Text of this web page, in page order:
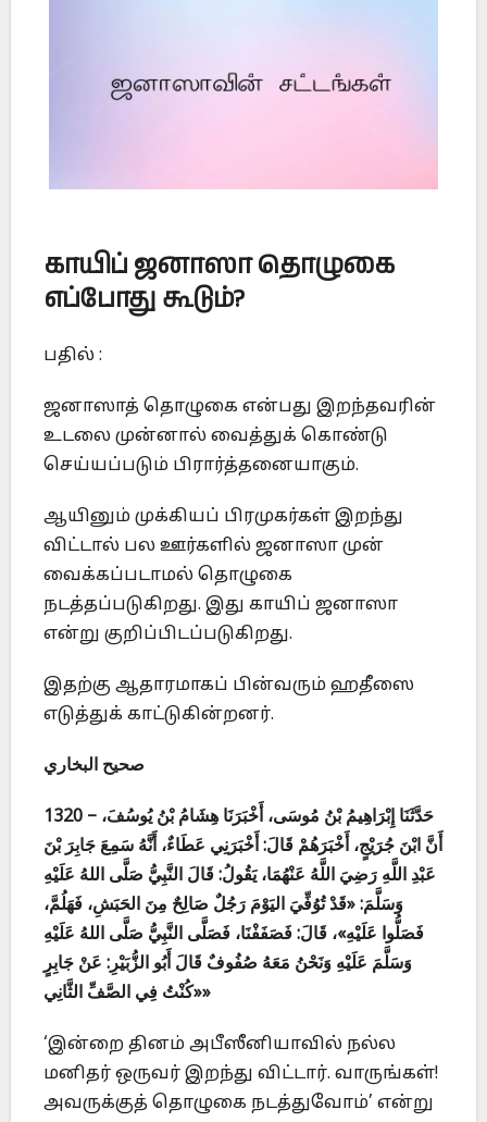
காயிப் ஜனாஸா தொழுகை
எப்போது கூடும்?
பதில் :
ஜனாஸாத் தொழுகை என்பது இறந்தவரின்
உடலை முன்னால் வைத்துக் கொண்டு
செய்யப்படும் பிரார்த்தனையாகும்.
ஆயினும் முக்கியப் பிரமுகர்கள் இறந்து
விட்டால் பல ஊர்களில் ஜனாஸா முன்
வைக்கப்படாமல் தொழுகை
நடத்தப்படுகிறது. இது காயிப் ஜனாஸா
என்று குறிப்பிடப்படுகிறது.
இதற்கு ஆதாரமாகப் பின்வரும் ஹதீஸை
எடுத்துக் காட்டுகின்றனர்.
صحيح البخاري
1320 – حَدَّثَنَا إِبْرَاهِيمُ بْنُ مُوسَى، أَخْبَرَنَا هِشَامُ بْنُ يُوسُفَ،
أَنَّ ابْنَ جُرَيْجٍ، أَخْبَرَهُمْ قَالَ: أَخْبَرَنِي عَطَاءٌ، أَنَّهُ سَمِعَ جَابِرَ بْنَ
عَبْدِ اللَّهِ رَضِيَ اللَّهُ عَنْهُمَا، يَقُولُ: قَالَ النَّبِيُّ صَلَّى اللهُ عَلَيْهِ
وَسَلَّمَ: «قَدْ تُوُفِّيَ اليَوْمَ رَجُلٌ صَالِحٌ مِنَ الحَبَشِ، فَهَلُمَّ،
فَصَلُّوا عَلَيْهِ»، قَالَ: فَصَفَفْنَا، فَصَلَّى النَّبِيُّ صَلَّى اللهُ عَلَيْهِ
وَسَلَّمَ عَلَيْهِ وَنَحْنُ مَعَهُ صُفُوفٌ قَالَ أَبُو الزُّبَيْرِ: عَنْ جَابِرٍ
«كُنْتُ فِي الصَّفِّ الثَّانِي»
‘இன்றை தினம் அபீஸீனியாவில் நல்ல
மனிதர் ஒருவர் இறந்து விட்டார். வாருங்கள்!
அவருக்குத் தொழுகை நடத்துவோம்’ என்று